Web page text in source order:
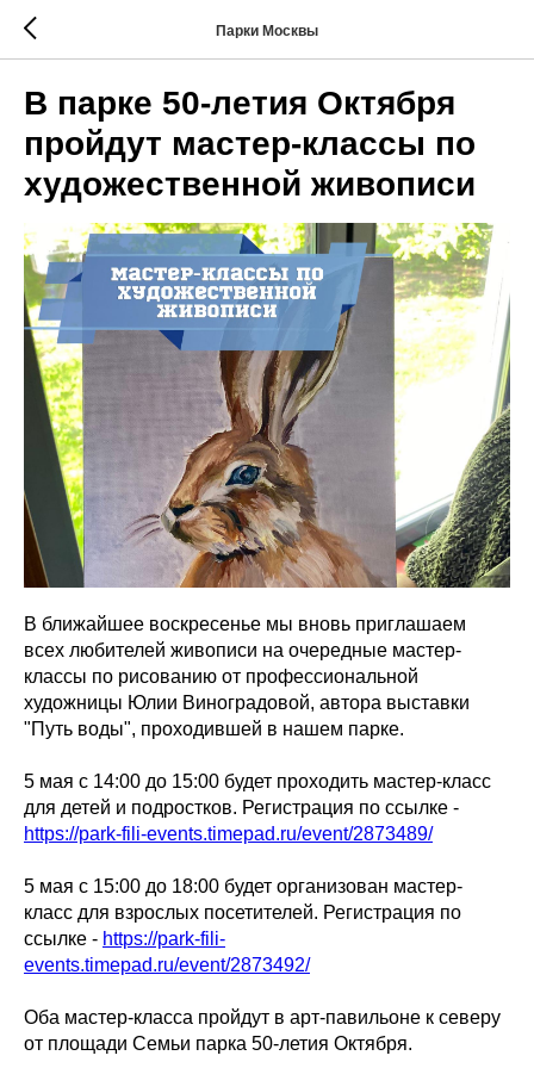
Парки Москвы
В парке 50-летия Октября
пройдут мастер-классы по
художественной живописи
В ближайшее воскресенье мы вновь приглашаем
всех любителей живописи на очередные мастер-
классы по рисованию от профессиональной
художницы Юлии Виноградовой, автора выставки
"Путь воды", проходившей в нашем парке.
5 мая с 14:00 до 15:00 будет проходить мастер-класс
для детей и подростков. Регистрация по ссылке -
https://park-fili-events.timepad.ru/event/2873489/
5 мая с 15:00 до 18:00 будет организован мастер-
класс для взрослых посетителей. Регистрация по
ссылке - https://park-fili-
events.timepad.ru/event/2873492/
Оба мастер-класса пройдут в арт-павильоне к северу
от площади Семьи парка 50-летия Октября.